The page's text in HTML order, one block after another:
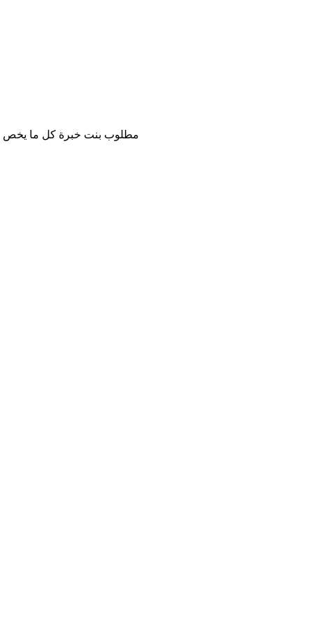
مطلوب بنت خبرة كل ما يخص